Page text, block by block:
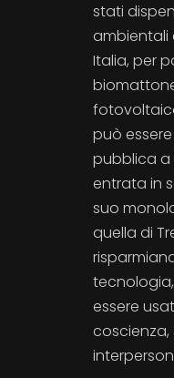
stati
ambientali
Italia, per
può
pubblica a
entrata in
suo
quella di
essere